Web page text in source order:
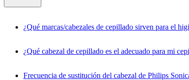
¿Qué marcas/cabezales de cepillado sirven para el
¿Qué cabezal de cepillado es el adecuado para mi
Frecuencia de sustitución del cabezal de Philips